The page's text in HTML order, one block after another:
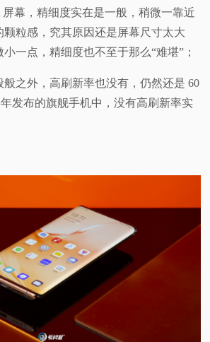
屏幕，精细度实在是一般，稍微一靠近
粒感，究其原因还是屏幕尺寸太大
一点，精细度也不至于那么“难堪”；
般之外，高刷新率也没有，仍然还是 60
发布的旗舰手机中，没有高刷新率实